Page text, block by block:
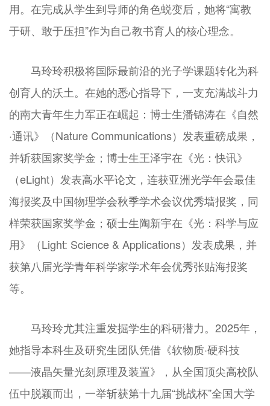
用。在完成从学生到导师的角色蜕变后，她将“寓教
于研、敢于压担”作为自己教书育人的核心理念。
马玲玲积极将国际最前沿的光子学课题转化为科
创育人的沃土。在她的悉心指导下，一支充满战斗力
的南大青年生力军正在崛起：博士生潘锦涛在《自然
·通讯》（Nature Communications）发表重磅成果，
并斩获国家奖学金；博士生王泽宇在《光：快讯》
（eLight）发表高水平论文，连获亚洲光学年会最佳
海报奖及中国物理学会秋季学术会议优秀墙报奖，同
样荣获国家奖学金；硕士生陶新宇在《光：科学与应
用》（Light: Science & Applications）发表成果，并
获第八届光学青年科学家学术年会优秀张贴海报奖
等。
马玲玲尤其注重发掘学生的科研潜力。2025年，
她指导本科生及研究生团队凭借《软物质·硬科技
——液晶矢量光刻原理及装置》，从全国顶尖高校队
伍中脱颖而出，一举斩获第十九届“挑战杯”全国大学